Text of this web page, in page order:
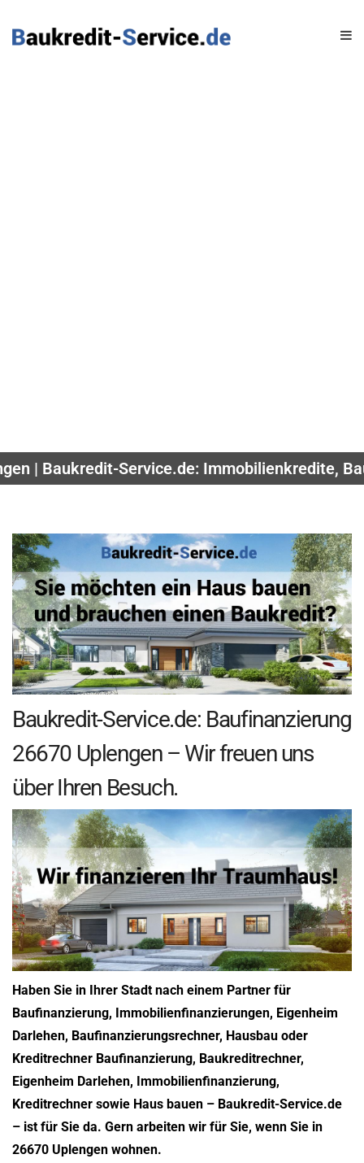
| Baukredit-Service.de: Immobilienkredite,
Baukredit-Service.de: Baufinanzierung
26670 Uplengen – Wir freuen uns
über Ihren Besuch.
Haben Sie in Ihrer Stadt nach einem Partner für
Baufinanzierung, Immobilienfinanzierungen, Eigenheim
Darlehen, Baufinanzierungsrechner, Hausbau oder
Kreditrechner Baufinanzierung, Baukreditrechner,
Eigenheim Darlehen, Immobilienfinanzierung,
Kreditrechner sowie Haus bauen – Baukredit-Service.de
– ist für Sie da. Gern arbeiten wir für Sie, wenn Sie in
26670 Uplengen wohnen.